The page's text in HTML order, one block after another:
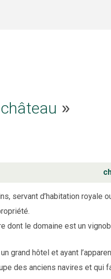
château »
servant d’habitation royale
dont le domaine est un
grand hôtel et ayant
des anciens navires et qui